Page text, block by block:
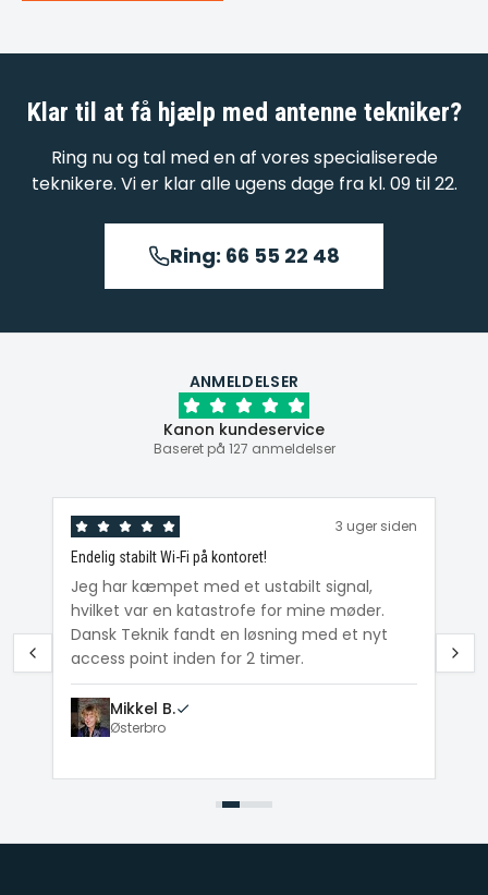
Klar til at få hjælp med antenne tekniker?
Ring nu og tal med en af vores specialiserede
teknikere. Vi er klar alle ugens dage fra kl. 09 til 22.
Ring: 66 55 22 48
ANMELDELSER
Kanon kundeservice
Baseret på 127 anmeldelser
3 uger siden
Endelig stabilt Wi-Fi på kontoret!
Jeg har kæmpet med et ustabilt signal,
hvilket var en katastrofe for mine møder.
Dansk Teknik fandt en løsning med et nyt
access point inden for 2 timer.
Mikkel B.
Østerbro